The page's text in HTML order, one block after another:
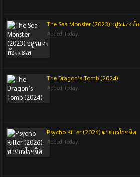
The Sea Monster (2023) อสูรแห่งท้
Added Today.
The Dragon’s Tomb (2024)
Added Today.
Psycho Killer (2026) ฆาตกรโรคจิต
Added Today.